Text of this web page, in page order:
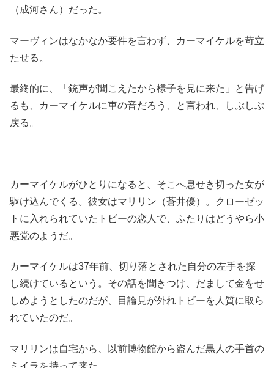
（成河さん）だった。
マーヴィンはなかなか要件を言わず、カーマイケルを苛立
たせる。
最終的に、「銃声が聞こえたから様子を見に来た」と告げ
るも、カーマイケルに車の音だろう、と言われ、しぶしぶ
戻る。
カーマイケルがひとりになると、そこへ息せき切った女が
駆け込んでくる。彼女はマリリン（蒼井優）。クローゼッ
トに入れられていたトビーの恋人で、ふたりはどうやら小
悪党のようだ。
カーマイケルは37年前、切り落とされた自分の左手を探
し続けているという。その話を聞きつけ、だまして金をせ
しめようとしたのだが、目論見が外れトビーを人質に取ら
れていたのだ。
マリリンは自宅から、以前博物館から盗んだ黒人の手首の
ミイラを持って来た。